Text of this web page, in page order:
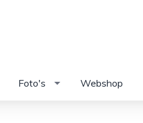
Foto's Webshop